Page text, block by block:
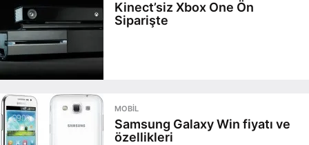
Kinect’siz Xbox One Ön
Siparişte
MOBIL
Samsung Galaxy Win fiyatı ve
özellikleri